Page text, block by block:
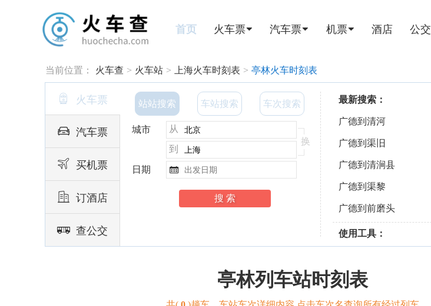
首页 火车票 汽车票 机票 酒店 公交
当前位置： 火车查 > 火车站 > 上海火车时刻表 > 亭林火车时刻表
 火车票
 汽车票
 买机票
 订酒店
 查公交
站站搜索 车站搜索 车次搜索
城市
从
到
换

日期
最新搜索：
广德到清河
广德到渠旧
广德到清涧县
广德到渠黎
广德到前磨头
使用工具：
亭林列车站时刻表